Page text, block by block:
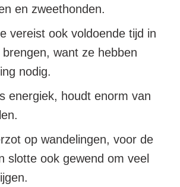
en zweethonden.
vereist ook voldoende tijd in
want ze hebben
nodig.
energiek, houdt enorm van
op wandelingen, voor de
slotte ook gewend om veel